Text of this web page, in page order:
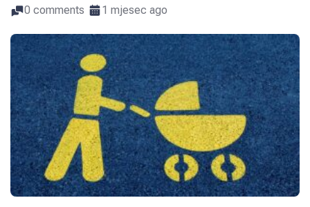
0 comments 1 mjesec ago